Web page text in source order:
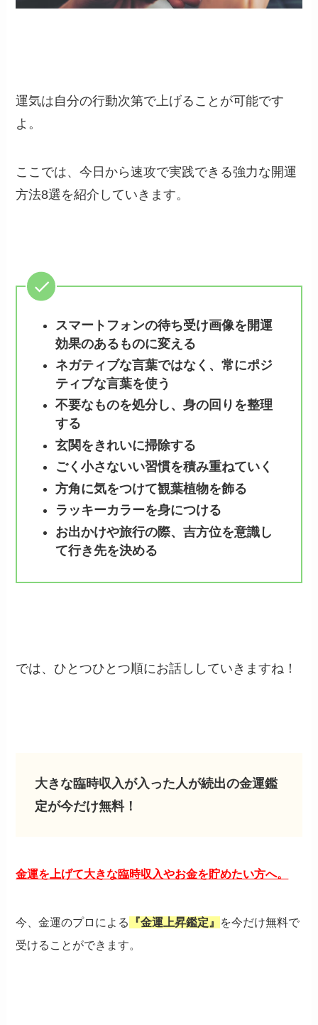
運気は自分の行動次第で上げることが可能です
よ。
ここでは、今日から速攻で実践できる強力な開運
方法8選を紹介していきます。
スマートフォンの待ち受け画像を開運
効果のあるものに変える
ネガティブな言葉ではなく、常にポジ
ティブな言葉を使う
不要なものを処分し、身の回りを整理
する
玄関をきれいに掃除する
ごく小さないい習慣を積み重ねていく
方角に気をつけて観葉植物を飾る
ラッキーカラーを身につける
お出かけや旅行の際、吉方位を意識し
て行き先を決める
では、ひとつひとつ順にお話ししていきますね！
大きな臨時収入が入った人が続出の金運鑑
定が今だけ無料！
金運を上げて大きな臨時収入やお金を貯めたい方へ。
今、金運のプロによる 『金運上昇鑑定』 を今だけ無料で
受けることができます。